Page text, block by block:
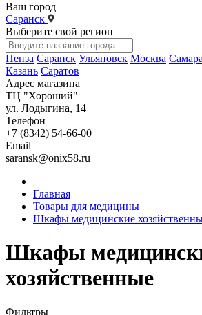
Ваш город
Саранск
Выберите свой регион
Пенза Саранск Ульяновск Москва Самара
Казань Саратов
Адрес магазина
ТЦ "Хороший"
ул. Лодыгина, 14
Телефон
+7 (8342) 54-66-00
Email
saransk@onix58.ru
Главная
Товары для медицины
Шкафы медицинские
Шкафы
хозяйственные
Фильтры